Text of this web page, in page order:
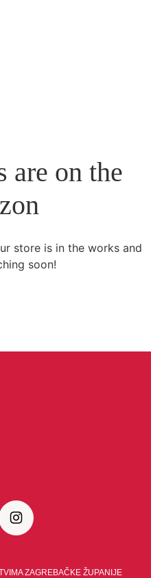
are on the
store is in the works and
soon!
ZAGREBAČKE ŽUPANIJE